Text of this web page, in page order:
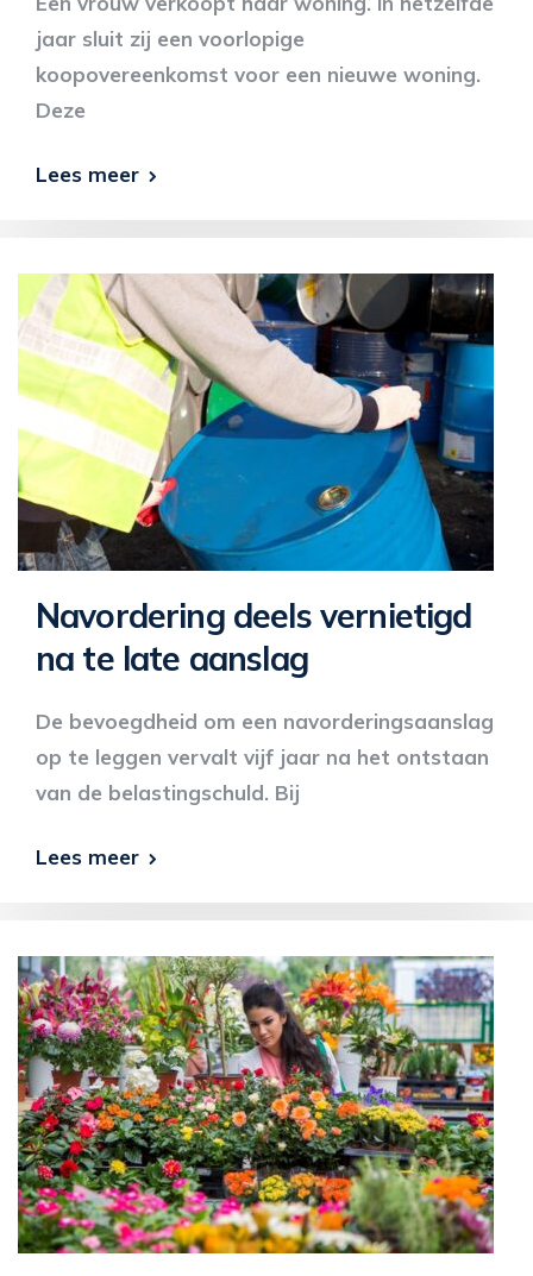
jaar sluit zij een voorlopige
koopovereenkomst voor een nieuwe woning.
Deze
Lees meer
Navordering deels vernietigd
na te late aanslag
De bevoegdheid om een navorderingsaanslag
op te leggen vervalt vijf jaar na het ontstaan
van de belastingschuld. Bij
Lees meer